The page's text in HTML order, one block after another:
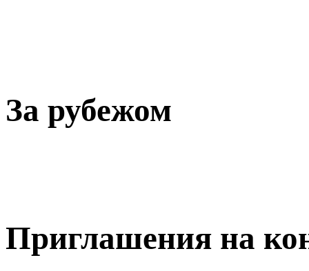
За рубежом
Приглашения на